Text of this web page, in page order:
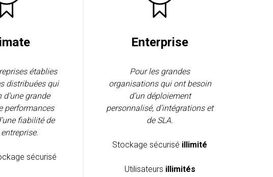
établies
distribuées qui
grande
performances
fiabilité de
sécurisé
Enterprise
Pour les grandes
organisations qui ont besoin
d’un déploiement
personnalisé, d’intégrations et
de SLA.
Stockage sécurisé illimité
Utilisateurs illimités